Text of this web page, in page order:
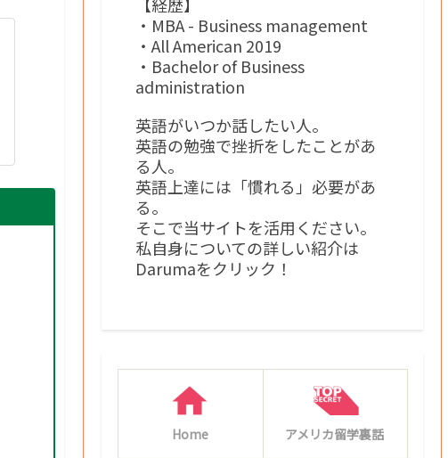
・MBA - Business management
・All American 2019
・Bachelor of Business
administration
英語がいつか話したい人。
英語の勉強で挫折をしたことがあ
る人。
英語上達には「慣れる」必要があ
る。
そこで当サイトを活用ください。
私自身についての詳しい紹介は
Darumaをクリック！
Home アメリカ留学裏話